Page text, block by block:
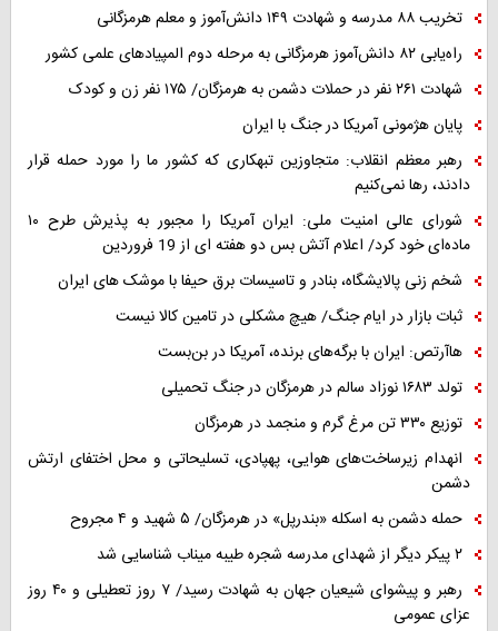
تخریب ۸۸ مدرسه و شهادت ۱۴۹ دانش‌آموز و معلم هرمزگانی
راه‌یابی ۸۲ دانش‌آموز هرمزگانی به مرحله دوم المپیادهای علمی کشور
شهادت ۲۶۱ نفر در حملات دشمن به هرمزگان/ ۱۷۵ نفر زن و کودک
پایان هژمونی آمریکا در جنگ با ایران
رهبر معظم انقلاب: متجاوزین تبهکاری که کشور ما را مورد حمله قرار
دادند، رها نمی‌کنیم
شورای عالی امنیت ملی: ایران آمریکا را مجبور به پذیرش طرح ۱۰
ماده‌ای خود کرد/ اعلام آتش بس دو هفته ای از 19 فروردین
شخم زنی پالایشگاه، بنادر و تاسیسات برق حیفا با موشک های ایران
ثبات بازار در ایام جنگ/ هیچ مشکلی در تامین کالا نیست
هاآرتص: ایران با برگه‌های برنده، آمریکا در بن‌بست
تولد ۱۶۸۳ نوزاد سالم در هرمزگان در جنگ تحمیلی
توزیع ۳۳۰ تن مرغ گرم و منجمد در هرمزگان
انهدام زیرساخت‌های هوایی، پهپادی، تسلیحاتی و محل اختفای ارتش
دشمن
حمله دشمن به اسکله «بندرپل» در هرمزگان/ ۵ شهید و ۴ مجروح
۲ پیکر دیگر از شهدای مدرسه شجره طیبه میناب شناسایی شد
رهبر و پیشوای شیعیان جهان به شهادت رسید/ ۷ روز تعطیلی و ۴۰ روز
عزای عمومی